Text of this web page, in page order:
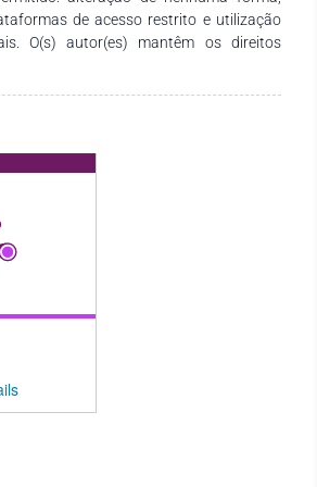
orgânica, apresentaram-se como
os maiores valores das frações
mata.
de acesso restrito e utilização
O(s) autor(es) mantêm os direitos